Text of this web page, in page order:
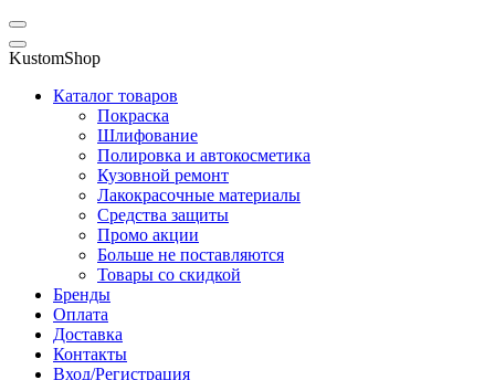
KustomShop
Каталог товаров
Покраска
Шлифование
Полировка и автокосметика
Кузовной ремонт
Лакокрасочные материалы
Средства защиты
Промо акции
Больше не поставляются
Товары со скидкой
Бренды
Оплата
Доставка
Контакты
Вход/Регистрация